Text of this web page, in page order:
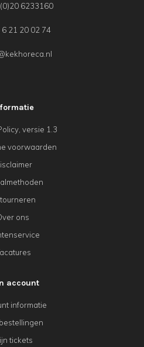
6233160
6 21 20 02 74
versie 1.3
voorwaarden
ons
account
informatie
tickets